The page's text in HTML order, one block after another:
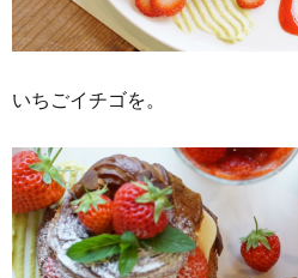
いちごイチゴを。